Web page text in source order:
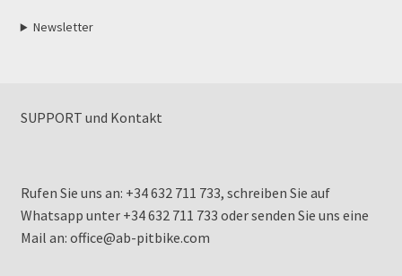
Newsletter
SUPPORT und Kontakt
Rufen Sie uns an: +34 632 711 733, schreiben Sie auf
Whatsapp unter +34 632 711 733 oder senden Sie uns eine
Mail an: office@ab-pitbike.com